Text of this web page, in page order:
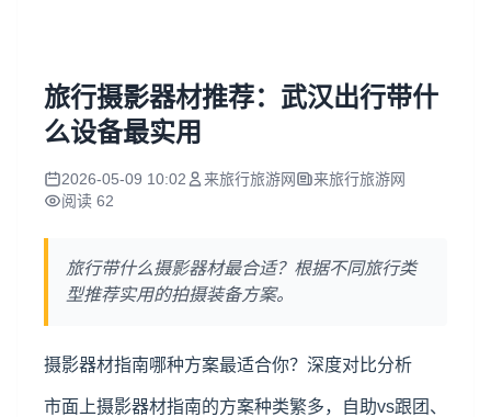
旅行摄影器材推荐：武汉出行带什
么设备最实用
2026-05-09 10:02 来旅行旅游网
来旅行旅游网
阅读 62
旅行带什么摄影器材最合适？根据不同旅行类
型推荐实用的拍摄装备方案。
摄影器材指南哪种方案最适合你？深度对比分析
市面上摄影器材指南的方案种类繁多，自助vs跟团、